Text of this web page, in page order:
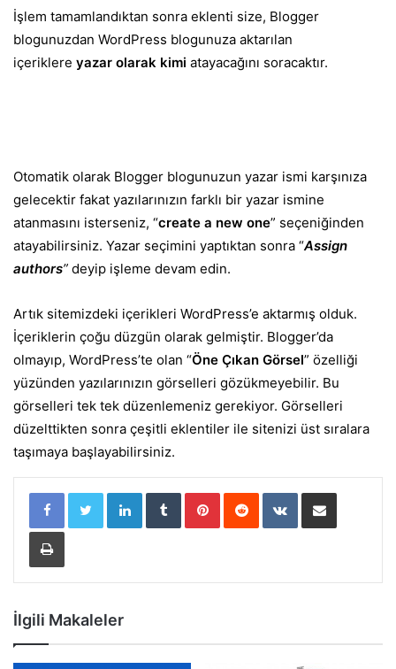
İşlem tamamlandıktan sonra eklenti size, Blogger
blogunuzdan WordPress blogunuza aktarılan
içeriklere yazar olarak kimi atayacağını soracaktır.
Otomatik olarak Blogger blogunuzun yazar ismi karşınıza
gelecektir fakat yazılarınızın farklı bir yazar ismine
atanmasını isterseniz, “create a new one” seçeniğinden
atayabilirsiniz. Yazar seçimini yaptıktan sonra “Assign
authors” deyip işleme devam edin.
Artık sitemizdeki içerikleri WordPress’e aktarmış olduk.
İçeriklerin çoğu düzgün olarak gelmiştir. Blogger’da
olmayıp, WordPress’te olan “Öne Çıkan Görsel” özelliği
yüzünden yazılarınızın görselleri gözükmeyebilir. Bu
görselleri tek tek düzenlemeniz gerekiyor. Görselleri
düzelttikten sonra çeşitli eklentiler ile sitenizi üst sıralara
taşımaya başlayabilirsiniz.
LinkedInTumblrPinterestReddit VKontakteE-Posta ile paylaş
Yazdır
İlgili Makaleler